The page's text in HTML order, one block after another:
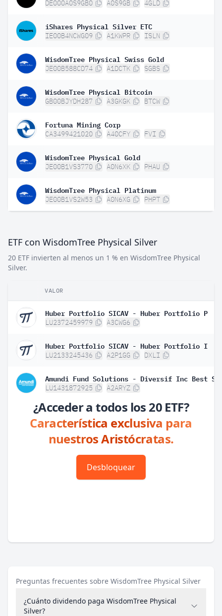
DE000A0S9GB0 A0S9GB 4GLD
iShares Physical Silver ETC
IE00B4NCWG09 A1KWPR ISLN
WisdomTree Physical Swiss Gold
JE00B588CD74 A1DCTK SGBS
WisdomTree Physical Bitcoin
GB00BJYDH287 A3GKGK BTCW
Fortuna Mining Corp
CA3499421020 A40CFY FVI
WisdomTree Physical Gold
JE00B1VS3770 A0N6XK PHAU
WisdomTree Physical Platinum
JE00B1VS2W53 A0N6XG PHPT
ETF con WisdomTree Physical Silver
20 ETF invierten al menos un 1 % en WisdomTree Physical
Silver.
VALOR
Huber Portfolio SICAV - Huber Portfolio P
LU2372459979 A3CWG6
Huber Portfolio SICAV - Huber Portfolio I
LU2133245436 A2P1GG DXLI
LU1431872925 A2ARYZ
¿Acceder a todos los 20 ETF?
Característica exclusiva para
nuestros Aristócratas.
Desbloquear
Preguntas frecuentes sobre WisdomTree Physical Silver
¿Cuánto dividendo paga WisdomTree Physical
Silver?